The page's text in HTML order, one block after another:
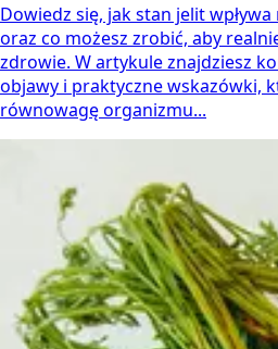
Dowiedz się, jak stan jelit
oraz co możesz zrobić, aby
zdrowie. W artykule znajdziesz
objawy i praktyczne wskazówki,
równowagę organizmu...